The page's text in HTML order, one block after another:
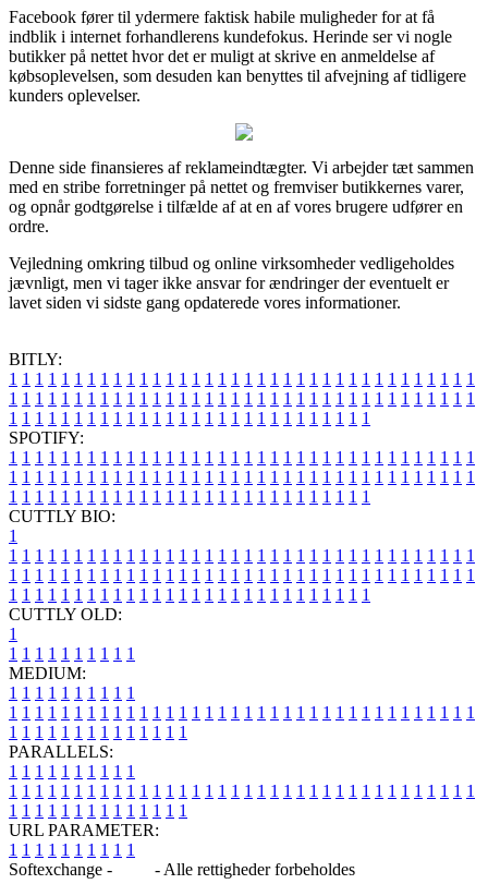
Facebook fører til ydermere faktisk habile muligheder for at få
indblik i internet forhandlerens kundefokus. Herinde ser vi nogle
butikker på nettet hvor det er muligt at skrive en anmeldelse af
købsoplevelsen, som desuden kan benyttes til afvejning af tidligere
kunders oplevelser.
Denne side finansieres af reklameindtægter. Vi arbejder tæt sammen
med en stribe forretninger på nettet og fremviser butikkernes varer,
og opnår godtgørelse i tilfælde af at en af vores brugere udfører en
ordre.
Vejledning omkring tilbud og online virksomheder vedligeholdes
jævnligt, men vi tager ikke ansvar for ændringer der eventuelt er
lavet siden vi sidste gang opdaterede vores informationer.
BITLY:
1 1 1 1 1 1 1 1 1 1 1 1 1 1 1 1 1 1 1 1 1 1 1 1 1 1 1 1 1 1 1 1 1 1 1 1
1 1 1 1 1 1 1 1 1 1 1 1 1 1 1 1 1 1 1 1 1 1 1 1 1 1 1 1 1 1 1 1 1 1 1 1
1 1 1 1 1 1 1 1 1 1 1 1 1 1 1 1 1 1 1 1 1 1 1 1 1 1 1 1
SPOTIFY:
1 1 1 1 1 1 1 1 1 1 1 1 1 1 1 1 1 1 1 1 1 1 1 1 1 1 1 1 1 1 1 1 1 1 1 1
1 1 1 1 1 1 1 1 1 1 1 1 1 1 1 1 1 1 1 1 1 1 1 1 1 1 1 1 1 1 1 1 1 1 1 1
1 1 1 1 1 1 1 1 1 1 1 1 1 1 1 1 1 1 1 1 1 1 1 1 1 1 1 1
CUTTLY BIO:
1
1 1 1 1 1 1 1 1 1 1 1 1 1 1 1 1 1 1 1 1 1 1 1 1 1 1 1 1 1 1 1 1 1 1 1 1
1 1 1 1 1 1 1 1 1 1 1 1 1 1 1 1 1 1 1 1 1 1 1 1 1 1 1 1 1 1 1 1 1 1 1 1
1 1 1 1 1 1 1 1 1 1 1 1 1 1 1 1 1 1 1 1 1 1 1 1 1 1 1 1
CUTTLY OLD:
1
1 1 1 1 1 1 1 1 1 1
MEDIUM:
1 1 1 1 1 1 1 1 1 1
1 1 1 1 1 1 1 1 1 1 1 1 1 1 1 1 1 1 1 1 1 1 1 1 1 1 1 1 1 1 1 1 1 1 1 1
1 1 1 1 1 1 1 1 1 1 1 1 1 1
PARALLELS:
1 1 1 1 1 1 1 1 1 1
1 1 1 1 1 1 1 1 1 1 1 1 1 1 1 1 1 1 1 1 1 1 1 1 1 1 1 1 1 1 1 1 1 1 1 1
1 1 1 1 1 1 1 1 1 1 1 1 1 1
URL PARAMETER:
1 1 1 1 1 1 1 1 1 1
Softexchange -
- Alle rettigheder forbeholdes